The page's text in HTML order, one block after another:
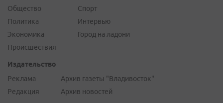
Общество
Политика
Экономика
Происшествия
Спорт
Интервью
Город на ладони
Издательство
Реклама
Редакция
Архив газеты "Владивосток"
Архив новостей